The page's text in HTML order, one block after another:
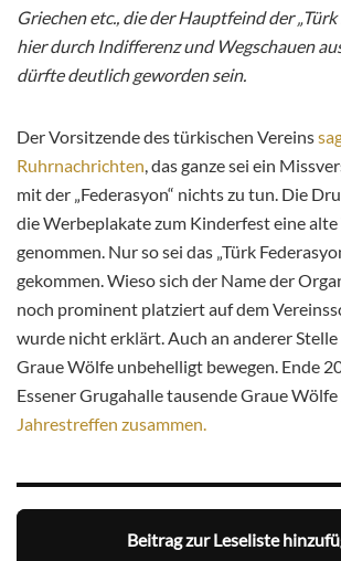
Griechen etc., die der Hauptfeind der „Türk
hier durch Indifferenz und Wegschauen
dürfte deutlich geworden sein.
Der Vorsitzende des türkischen Vereins
Ruhrnachrichten , das ganze sei ein
mit der „Federasyon“ nichts zu tun. Die
die Werbeplakate zum Kinderfest eine alte
genommen. Nur so sei das „Türk
gekommen. Wieso sich der Name der
noch prominent platziert auf dem
wurde nicht erklärt. Auch an anderer
Graue Wölfe unbehelligt bewegen. Ende
Essener Grugahalle tausende Graue Wölfe
Jahrestreffen zusammen.
Beitrag zur Leseliste